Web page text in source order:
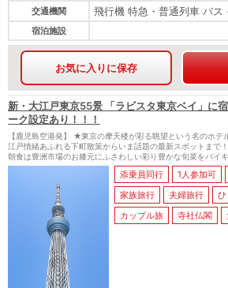
交通機関 飛行機 特急・普通列車 バス
宿泊施設
お気に入りに保存
新・大江戸東京55景 「ラビスタ東京ベイ」に
ーク設定あり！！！
【鹿児島空港発】 ★東京の摩天楼が彩る眺望という名のホテ
江戸情緒あふれる下町散策からいま話題の最新スポットまで
朝食は豊洲市場のお膝元にふさわしい彩り豊かな旬菜をバイ
添乗員同行 1人参加可
家族旅行
夫婦旅行
カップル旅
寺社仏閣